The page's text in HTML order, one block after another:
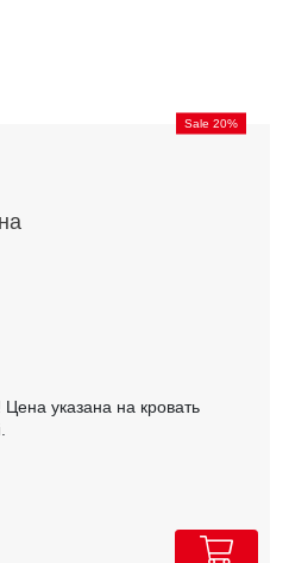
Sale 20%
указана на кровать